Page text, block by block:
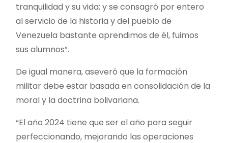
tranquilidad y su vida; y se consagró por entero
al servicio de la historia y del pueblo de
Venezuela bastante aprendimos de él, fuimos
sus alumnos”.
De igual manera, aseveró que la formación
militar debe estar basada en consolidación de la
moral y la doctrina bolivariana.
“El año 2024 tiene que ser el año para seguir
perfeccionando, mejorando las operaciones